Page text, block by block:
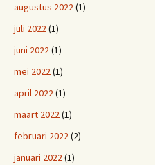
augustus 2022(1)
juli 2022(1)
juni 2022(1)
mei 2022(1)
april 2022(1)
maart 2022(1)
februari 2022(2)
januari 2022(1)